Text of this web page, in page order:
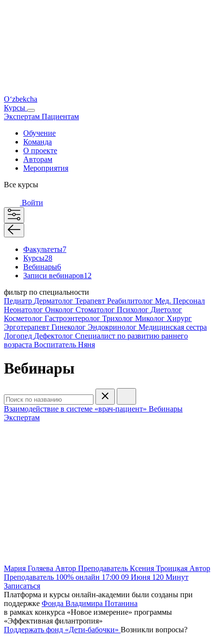
O‘zbekcha
Курсы
Экспертам Пациентам
Обучение
Команда
О проекте
Авторам
Мероприятия
Все курсы
Войти
Факультеты7
Курсы28
Вебинары6
Записи вебинаров12
фильтр по специальности
Педиатр Дерматолог Терапевт Реабилитолог Мед. Персонал
Неонатолог Онколог Стоматолог Психолог Диетолог
Косметолог Гастроэнтеролог Трихолог Миколог Хирург
Эрготерапевт Гинеколог Эндокринолог Медицинская сестра
Логопед Дефектолог Специалист по развитию раннего
возраста Воспитатель Няня
Вебинары
Взаимодействие в системе «врач-пациент» Вебинары
Экспертам
Мария Голяева Автор Преподаватель Ксения Троицкая Автор
Преподаватель 100% онлайн 17:00 09 Июня 120 Минут
Записаться
Платформа и курсы онлайн-академии были созданы при
поддержке Фонда Владимира Потанина
в рамках конкурса «Новое измерение» программы
«Эффективная филантропия»
Поддержать фонд «Дети-бабочки» Возникли вопросы?